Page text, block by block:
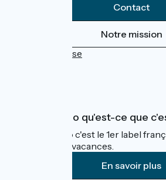
Contact
Notre mission
Espace Presse
Accueil Vélo qu'est-ce que
Accueil Vélo c'est le 1er label
cyclistes en vacances.
En savoir plus